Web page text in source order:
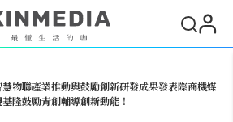
慧物聯產業推動與鼓勵創新研發成果發表際商機媒
隆鼓勵青創輔導創新動能！